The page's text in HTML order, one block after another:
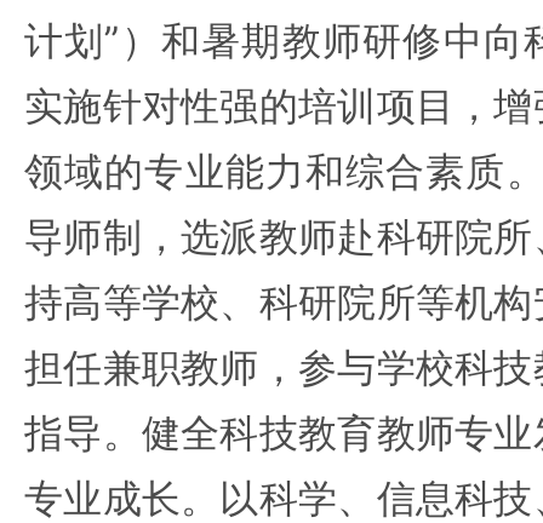
计划”）和暑期教师研修中向
实施针对性强的培训项目，
领域的专业能力和综合素质
导师制，选派教师赴科研院
持高等学校、科研院所等机
担任兼职教师，参与学校科
指导。健全科技教育教师专
专业成长。以科学、信息科